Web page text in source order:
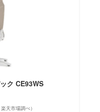
ク CE93WS
天市場調べ）